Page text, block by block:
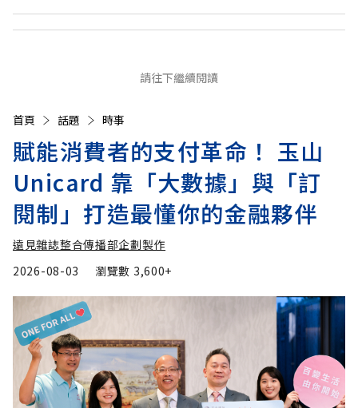
請往下繼續閱讀
首頁 話題 時事
賦能消費者的支付革命！ 玉山
Unicard 靠「大數據」與「訂
閱制」打造最懂你的金融夥伴
遠見雜誌整合傳播部企劃製作
2026-08-03
瀏覽數 3,600+